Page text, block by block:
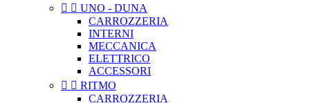
  UNO - DUNA
CARROZZERIA
INTERNI
MECCANICA
ELETTRICO
ACCESSORI
  RITMO
CARROZZERIA